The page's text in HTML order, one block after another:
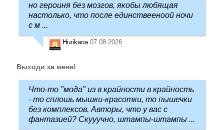
но героиня без мозгов, якобы любящая
настолько, что после единствееноой ночи
с м ...
Hurikana 07.08.2026
Выходи за меня!
Что-то "мода" из в крайности в крайность
- то сплошь мышки-красотки, то пышечки
без комплексов. Авторы, что у вас с
фантазией? Скууучно, штампы-штампы ...